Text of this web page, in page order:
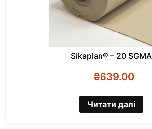
Sikaplan® – 20 SGMA
₴639.00
Читати далі